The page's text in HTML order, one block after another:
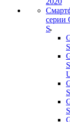
серии
S